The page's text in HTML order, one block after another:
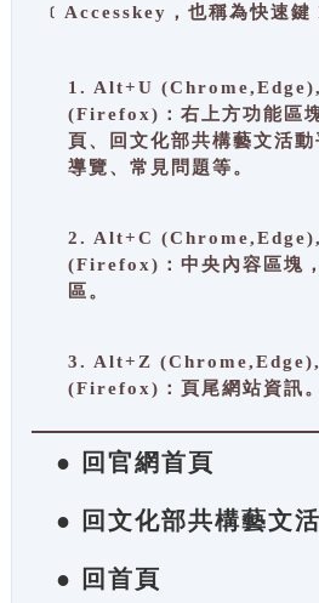
﹝Accesskey，也稱為快速鍵
1. Alt+U
(Firefox)：右上方功能區
頁、回文化部共構藝文活
導覽、常見問題等。
2. Alt+C
(Firefox)：中央內容區塊
區。
3. Alt+Z
(Firefox)：頁尾網站資訊。
● 回官網首頁
● 回文化部共構藝文
● 回首頁